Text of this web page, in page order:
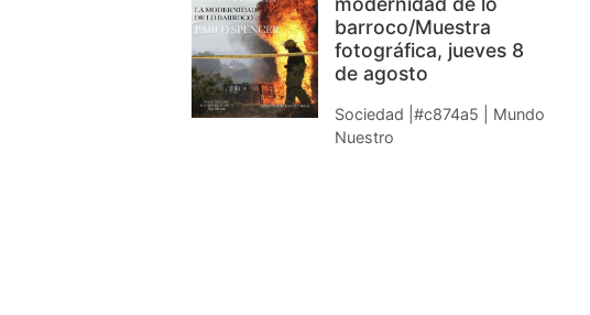
barroco/Muestra
fotográfica, jueves 8
de agosto
Sociedad |#c874a5 | Mundo
Nuestro